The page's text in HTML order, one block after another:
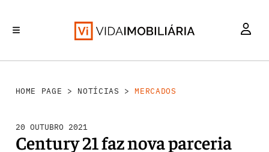
HOME PAGE > NOTÍCIAS >MERCADOS
20 OUTUBRO 2021
Century 21 faz nova parceria